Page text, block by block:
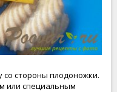
со стороны плодоножки.
или специальным